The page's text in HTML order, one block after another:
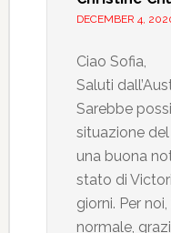
DECEMBER 4,
Ciao Sofia,
Saluti
Sarebbe
situazione
una buona
stato di
giorni. Per
normale,